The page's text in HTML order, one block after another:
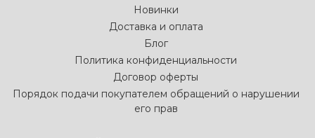
Новинки
Доставка и оплата
Блог
Политика конфиденциальности
Договор оферты
Порядок подачи покупателем обращений о нарушении
его прав